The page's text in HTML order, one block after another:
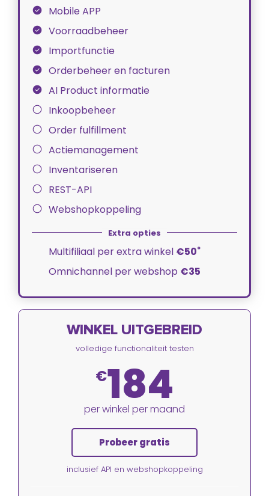
Mobile APP
Voorraadbeheer
Importfunctie
Orderbeheer en facturen
AI Product informatie
Inkoopbeheer
Order fulfillment
Actiemanagement
Inventariseren
REST-API
Webshopkoppeling
Multifiliaal per extra winkel €50*
Omnichannel per webshop €35
WINKEL UITGEBREID
volledige functionaliteit testen
€184
per winkel per maand
Probeer gratis
inclusief API en webshopkoppeling